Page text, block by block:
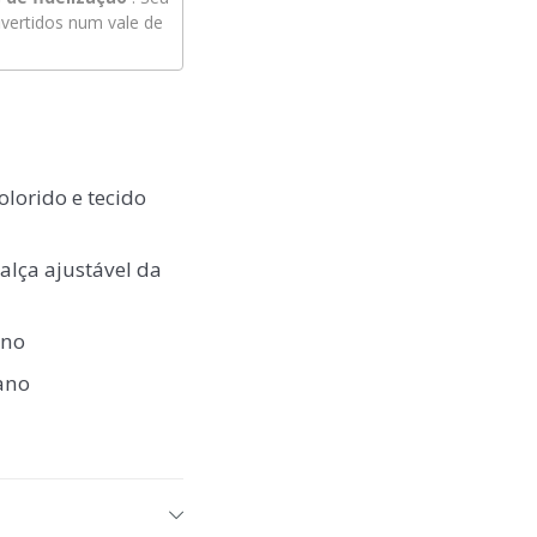
num vale de
e tecido
ajustável da